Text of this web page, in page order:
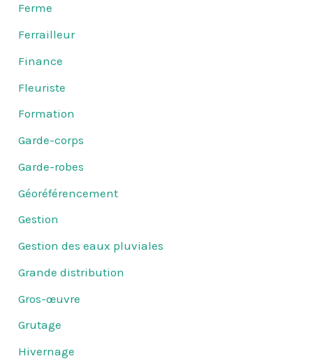
Ferme
Ferrailleur
Finance
Fleuriste
Formation
Garde-corps
Garde-robes
Géoréférencement
Gestion
Gestion des eaux pluviales
Grande distribution
Gros-œuvre
Grutage
Hivernage